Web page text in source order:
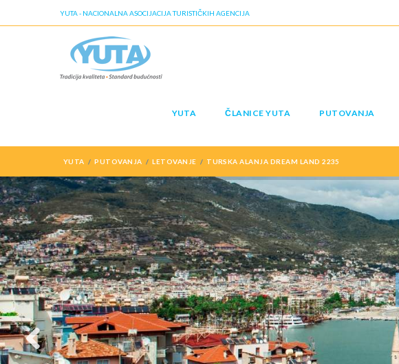
YUTA - NACIONALNA ASOCIJACIJA TURISTIČKIH AGENCIJA
YUTA ČLANICE YUTA PUTOVANJA
YUTA PUTOVANJA LETOVANJE TURSKA ALANJA DREAM LAND 2235